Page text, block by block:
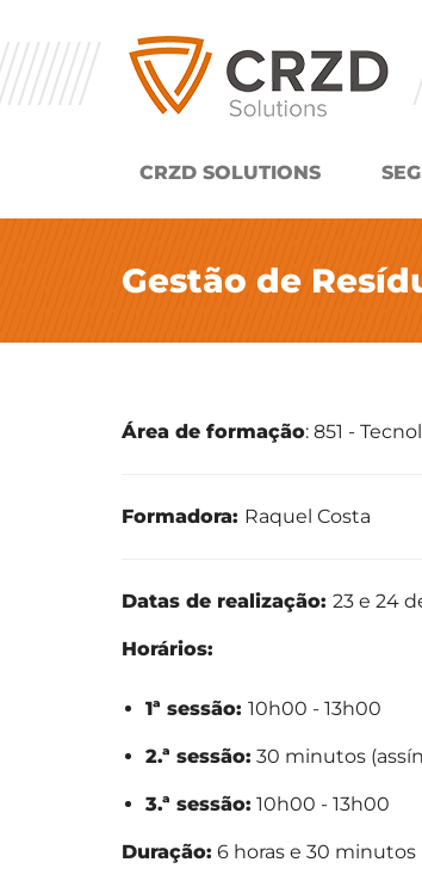
CRZD SOLUTIONS
Gestão de
Área de formação: 851 -
Formadora: Raquel Costa
Datas de realização: 23 e 24
Horários:
1ª sessão: 10h00 - 13h00
2.ª sessão: 30 minutos
3.ª sessão: 10h00 - 13h00
Duração: 6 horas e 30 minutos